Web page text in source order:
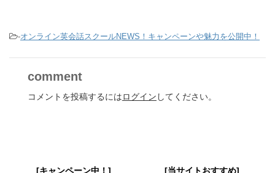
-オンライン英会話スクールNEWS！キャンペーンや魅力を公開中！
comment
コメントを投稿するにはログイン してください。
[キャンペーン中！] [当サイトおすすめ]